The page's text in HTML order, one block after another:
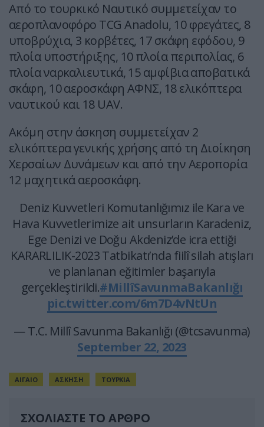
Από το τουρκικό Ναυτικό συμμετείχαν το
αεροπλανοφόρο TCG Anadolu, 10 φρεγάτες, 8
υποβρύχια, 3 κορβέτες, 17 σκάφη εφόδου, 9
πλοία υποστήριξης, 10 πλοία περιπολίας, 6
πλοία ναρκαλιευτικά, 15 αμφίβια αποβατικά
σκάφη, 10 αεροσκάφη ΑΦΝΣ, 18 ελικόπτερα
ναυτικού και 18 UAV.
Ακόμη στην άσκηση συμμετείχαν 2
ελικόπτερα γενικής χρήσης από τη Διοίκηση
Χερσαίων Δυνάμεων και από την Αεροπορία
12 μαχητικά αεροσκάφη.
Deniz Kuvvetleri Komutanlığımız ile Kara ve
Hava Kuvvetlerimize ait unsurların Karadeniz,
Ege Denizi ve Doğu Akdeniz’de icra ettiği
KARARLILIK-2023 Tatbikatı’nda fiilî silah atışları
ve planlanan eğitimler başarıyla
gerçekleştirildi.#MillîSavunmaBakanlığı
pic.twitter.com/6m7D4vNtUn
— T.C. Millî Savunma Bakanlığı (@tcsavunma)
September 22, 2023
ΑΙΓΑΙΟ ΑΣΚΗΣΗ ΤΟΥΡΚΙΑ
ΣΧΟΛΙΑΣΤΕ ΤΟ ΑΡΘΡΟ